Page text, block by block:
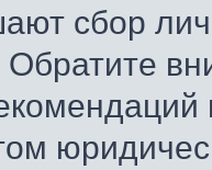
сбор
Обратите